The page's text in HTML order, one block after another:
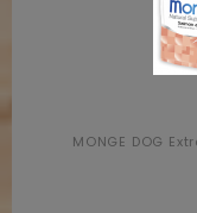
MONGE DOG